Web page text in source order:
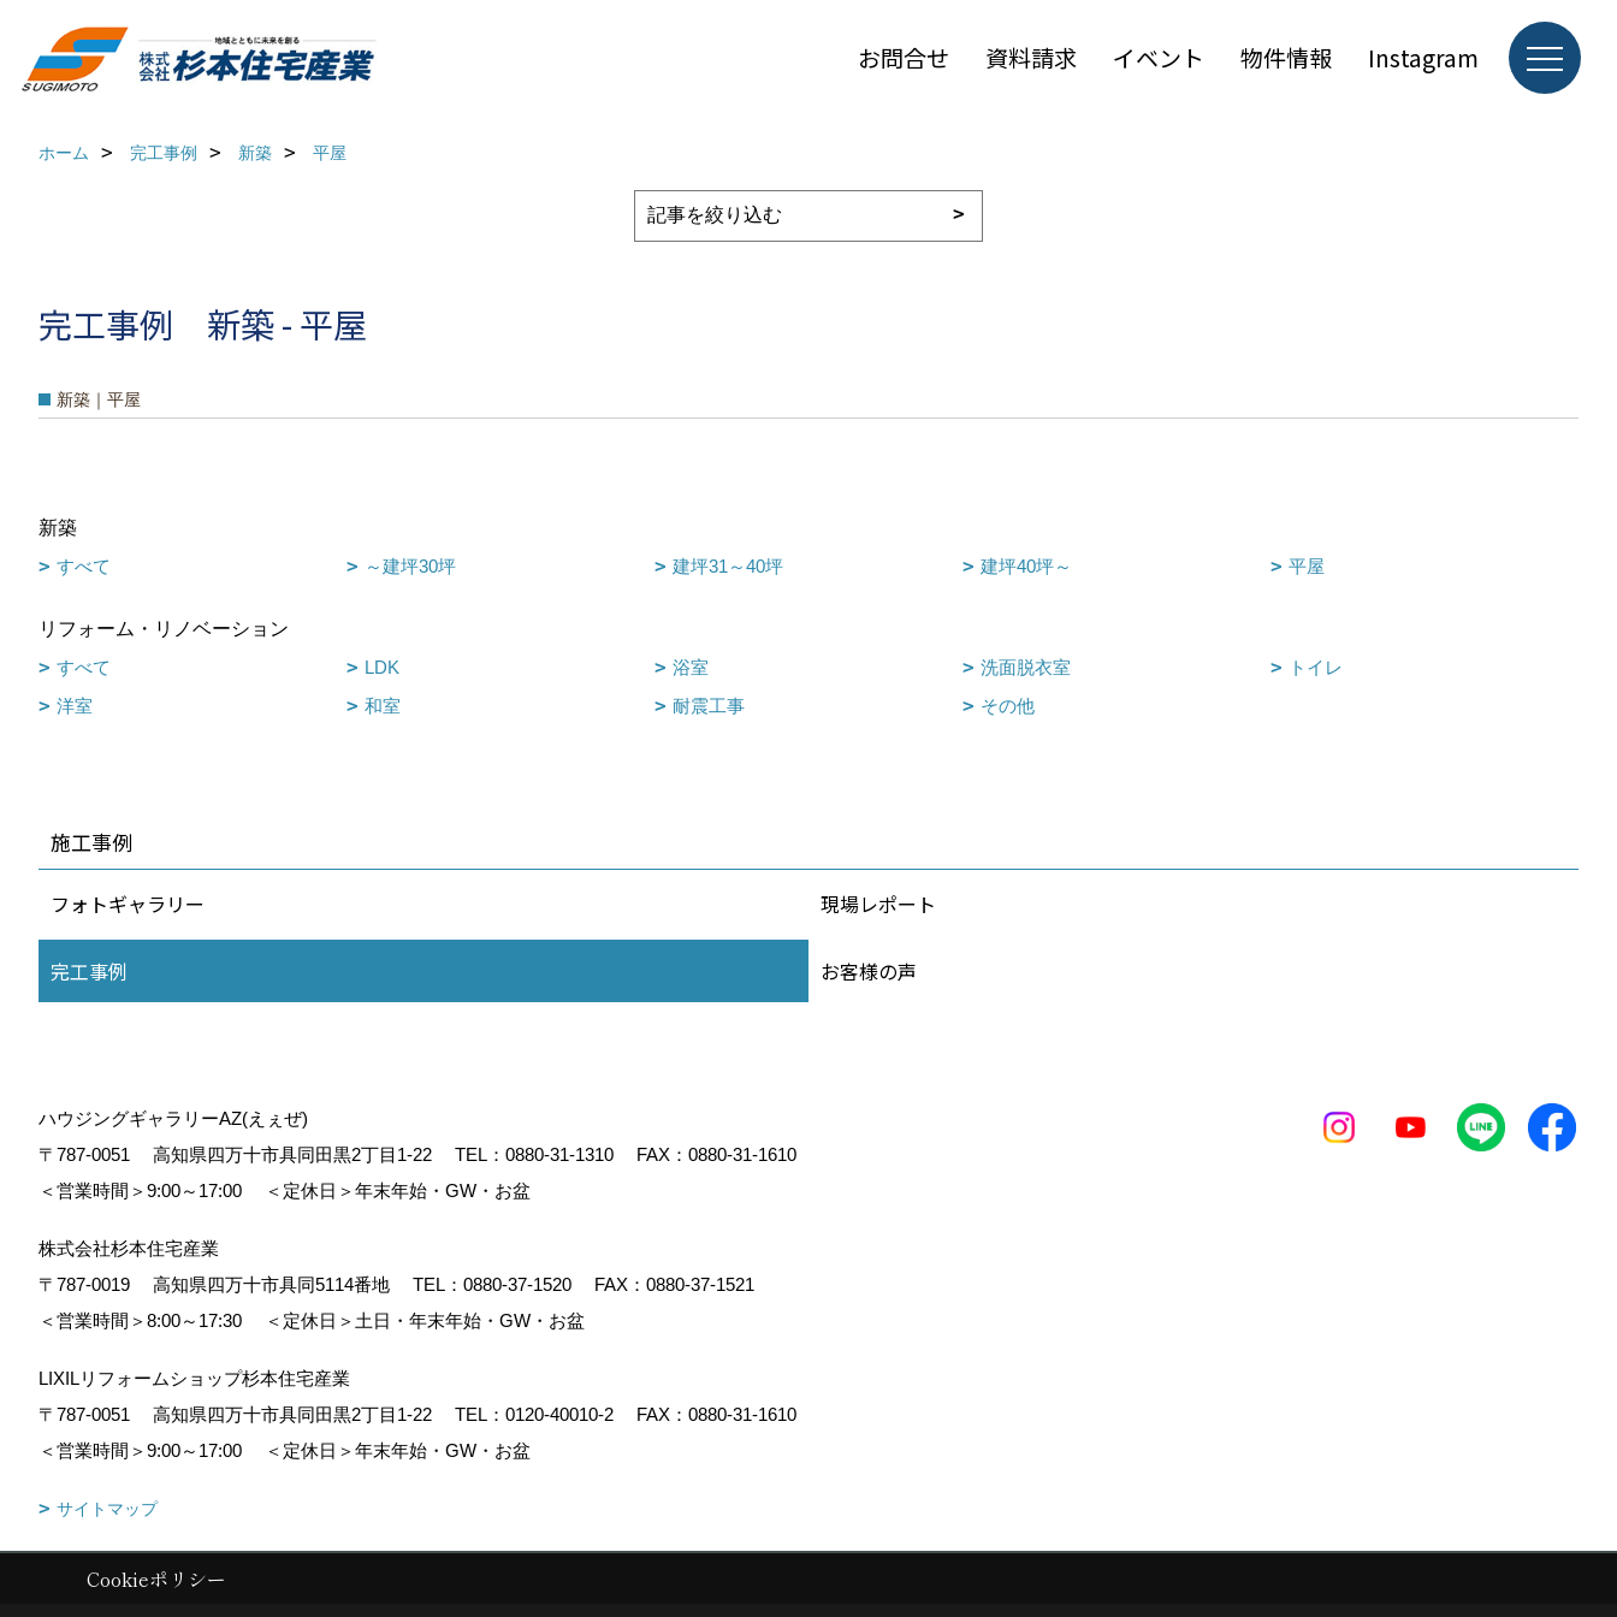
お問合せ 資料請求 イベント 物件情報 Instagram
ホーム 完工事例 新築 平屋
完工事例 新築 - 平屋
新築｜平屋
新築
すべて
～建坪30坪 建坪31～40坪 建坪40坪～ 平屋
リフォーム・リノベーション
すべて
LDK 浴室 洗面脱衣室
トイレ
洋室
和室 耐震工事 その他
施工事例
フォトギャラリー 現場レポート
完工事例 お客様の声
ハウジングギャラリーAZ(えぇぜ)
〒787-0051
高知県四万十市具同田黒2丁目1-22 TEL： 0880-31-1310
FAX：0880-31-1610
＜営業時間＞9:00～17:00
＜定休日＞年末年始・GW・お盆
株式会社杉本住宅産業
〒787-0019
高知県四万十市具同5114番地 TEL： 0880-37-1520
FAX：0880-37-1521
＜営業時間＞8:00～17:30
＜定休日＞土日・年末年始・GW・お盆
LIXILリフォームショップ杉本住宅産業
〒787-0051
高知県四万十市具同田黒2丁目1-22 TEL： 0120-40010-2
FAX：0880-31-1610
＜営業時間＞9:00～17:00
＜定休日＞年末年始・GW・お盆
サイトマップ
Copyright (c) 株式会社杉本住宅産業. All Rights Reserved.
Cookieポリシー